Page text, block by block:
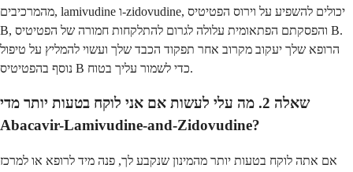
מהמרכיבים, lamivudine ו-zidovudine, יכולים להשפיע על וירוס הפטיטיס
B, והפסקתם הפתאומית עלולה לגרום להתלקחות חמורה של הפטיטיס B.
הרופא שלך יעקוב מקרוב אחר תפקוד הכבד שלך ועשוי להמליץ על טיפול
נוסף בהפטיטיס B כדי לשמור עליך בטוח.
שאלה 2. מה עלי לעשות אם אני לוקח בטעות יותר מדי
Abacavir-Lamivudine-and-Zidovudine?
אם אתה לוקח בטעות יותר מהמינון שנקבע לך, פנה מיד לרופא או למרכז